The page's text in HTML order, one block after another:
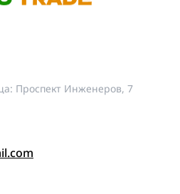
Проспект Инженеров, 7